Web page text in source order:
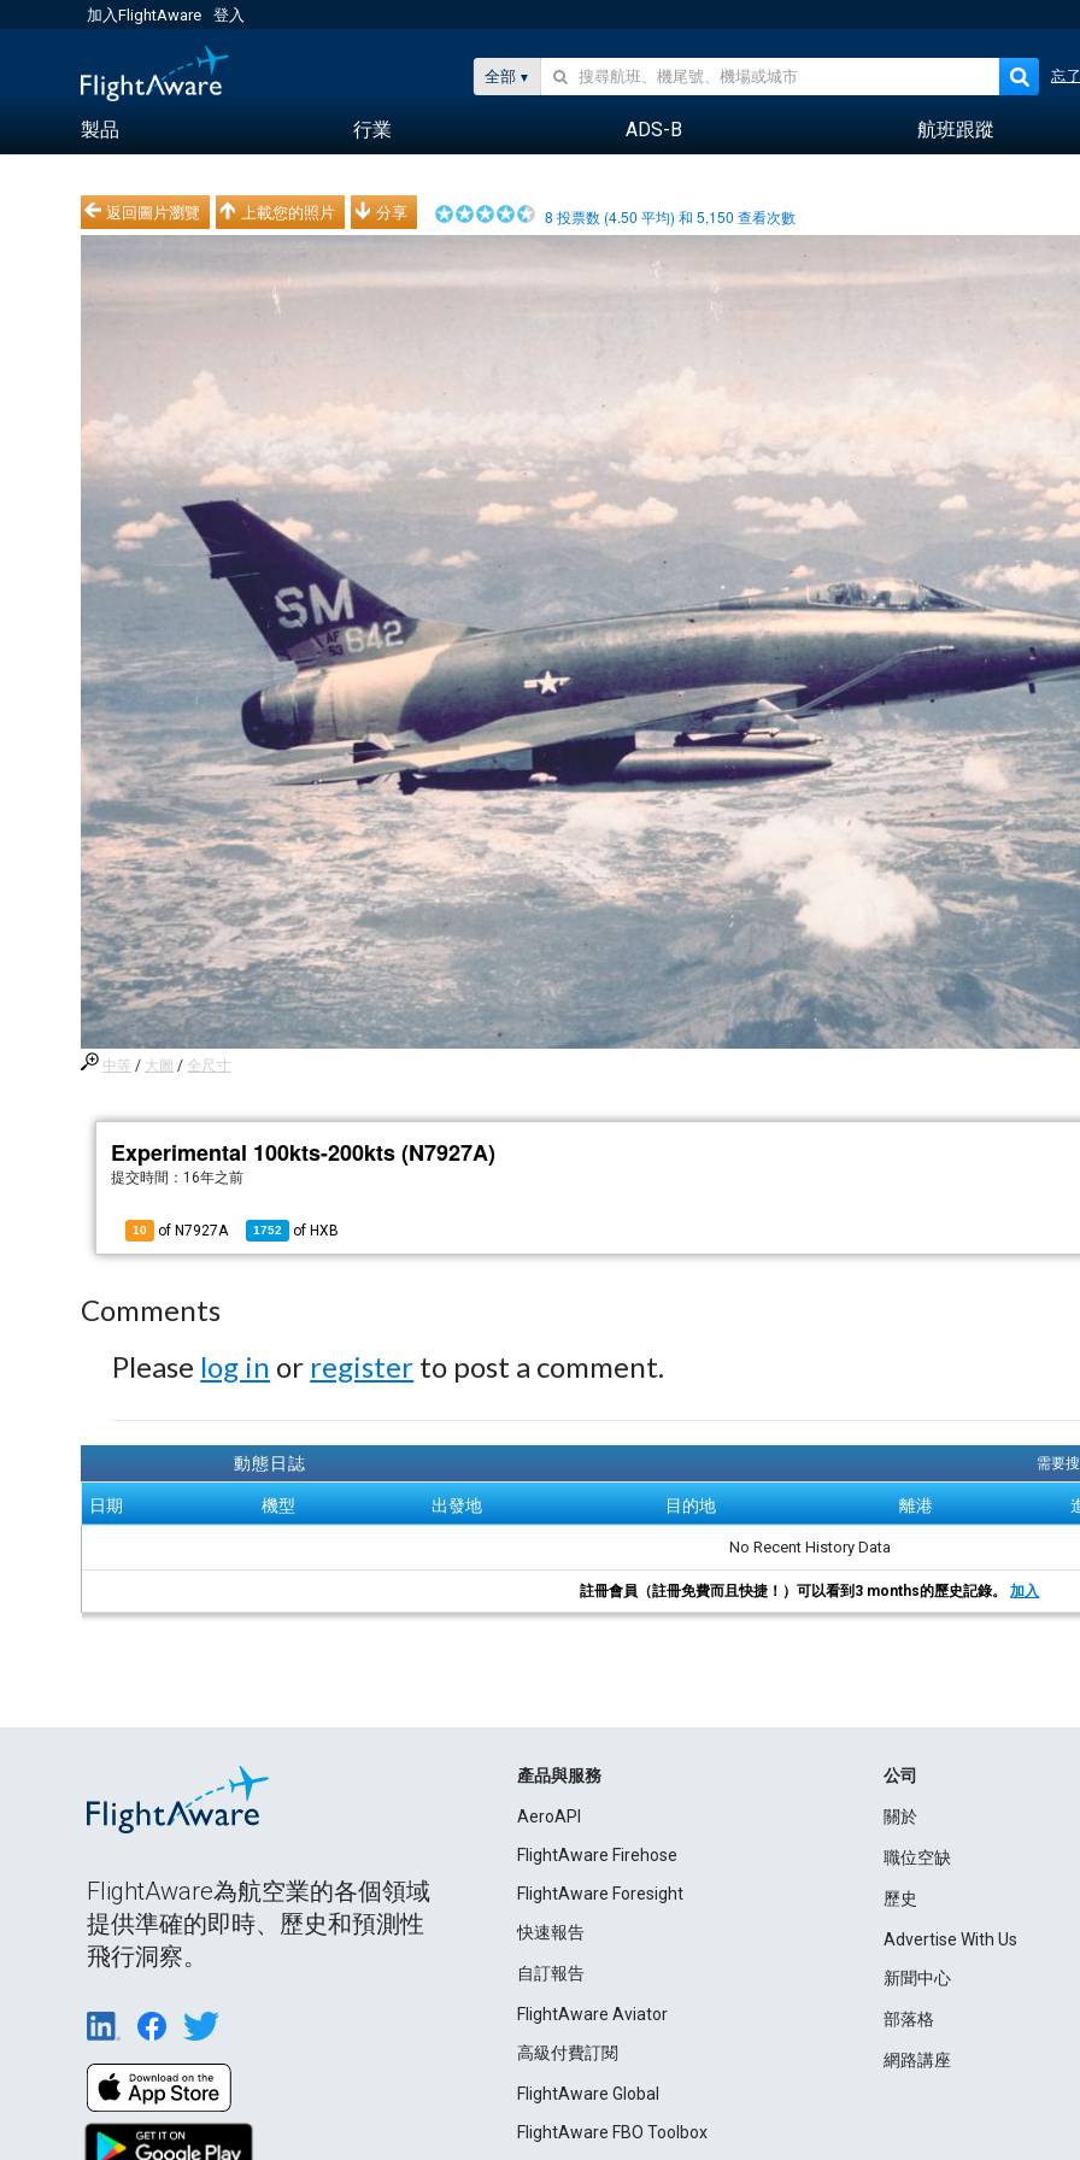
加入FlightAware 登入
全部 忘
製品 行業 ADS-B 航班跟蹤
返回圖片瀏覽 上載您的照片 分享 8 投票数 (4.50 平均) 和5,150 查看次數
中等 / 大圖 / 全尺寸
Experimental 100kts-200kts (N7927A)
提交時間： 16年之前
10 of N7927A 1752 of HXB
Comments
Please log in or register to post a comment.
動態日誌 需要
日期 機型 出發地 目的地 離港
No Recent History Data
註冊會員（註冊免費而且快捷！）可以看到3 months的歷史記錄。加入
FlightAware為航空業的各個領域
提供準確的即時、歷史和預測性
飛行洞察。
產品與服務
AeroAPI
FlightAware Firehose
FlightAware Foresight
快速報告
自訂報告
FlightAware Aviator
高級付費訂閱
FlightAware Global
FlightAware FBO Toolbox
公司
關於
職位空缺
歷史
Advertise With Us
新聞中心
部落格
網路講座